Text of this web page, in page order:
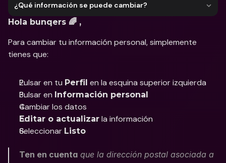
¿Qué información se puede cambiar?
Hola bunqers 🌈 ,
Para cambiar tu información personal, simplemente
tienes que:
Pulsar en tu Perfil en la esquina superior izquierda
Pulsar en Información personal
Cambiar los datos
Editar o actualizar la información
Seleccionar Listo
Ten en cuenta que la dirección postal asociada a